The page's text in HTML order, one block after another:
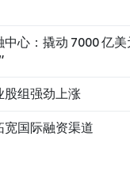
中心：撬动 7000 亿
股组强劲上涨
宽国际融资渠道